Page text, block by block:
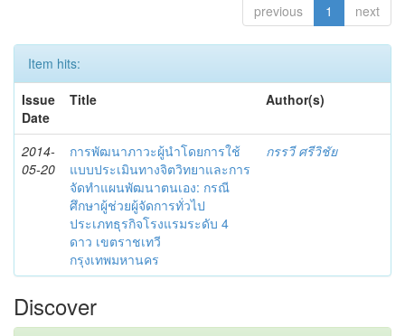
previous 1 next
Item hits:
Issue
Date
Title Author(s)
2014-
05-20
การพัฒนาภาวะผู้นำโดยการใช้
แบบประเมินทางจิตวิทยาและการ
จัดทำแผนพัฒนาตนเอง: กรณี
ศึกษาผู้ช่วยผู้จัดการทั่วไป
ประเภทธุรกิจโรงแรมระดับ 4
ดาว เขตราชเทวี
กรุงเทพมหานคร
กรรวี ศรีวิชัย
Discover